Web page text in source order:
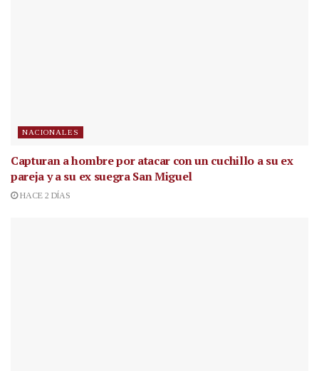
NACIONALES
Capturan a hombre por atacar con un cuchillo a su ex
pareja y a su ex suegra San Miguel
HACE 2 DÍAS